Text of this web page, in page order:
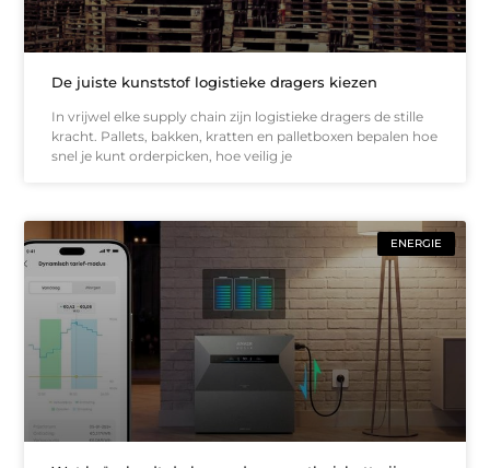
De juiste kunststof logistieke dragers kiezen
In vrijwel elke supply chain zijn logistieke dragers de stille
kracht. Pallets, bakken, kratten en palletboxen bepalen hoe
snel je kunt orderpicken, hoe veilig je
ENERGIE